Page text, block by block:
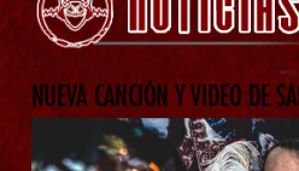
NUEVA CANCIÓN Y VIDEO DE